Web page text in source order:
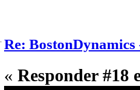
Re:
« Responder #18